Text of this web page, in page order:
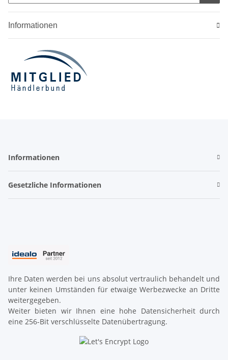
Informationen
Informationen
Gesetzliche Informationen
Ihre Daten werden bei uns absolut vertraulich behandelt und
unter keinen Umständen für etwaige Werbezwecke an Dritte
weitergegeben.
Weiter bieten wir Ihnen eine hohe Datensicherheit durch
eine 256-Bit verschlüsselte Datenübertragung.